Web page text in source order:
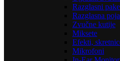
Razglasni
Razglasna
Zvučne kutije
Miksete
Efekti,
Mikrofoni